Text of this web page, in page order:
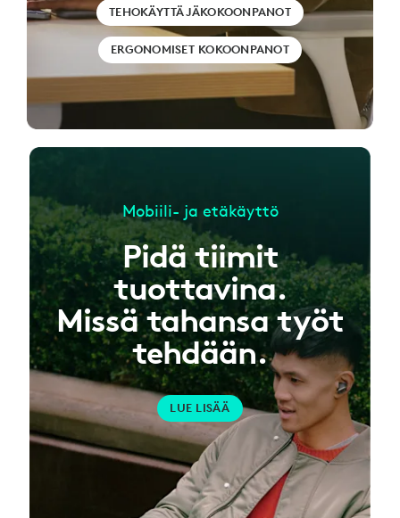
TEHOKÄYTTÄJÄKOKOONPANOT
ERGONOMISET KOKOONPANOT
Mobiili- ja etäkäyttö
Pidä tiimit
tuottavina.
Missä tahansa työt
tehdään.
LUE LISÄÄ